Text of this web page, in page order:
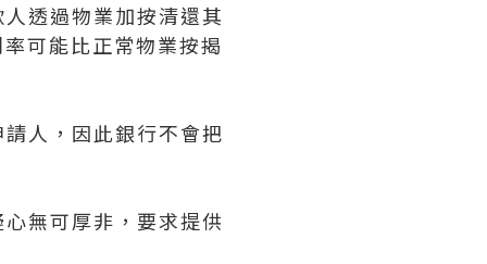
透過物業加按清還其
可能比正常物業按揭
人，因此銀行不會把
無可厚非，要求提供